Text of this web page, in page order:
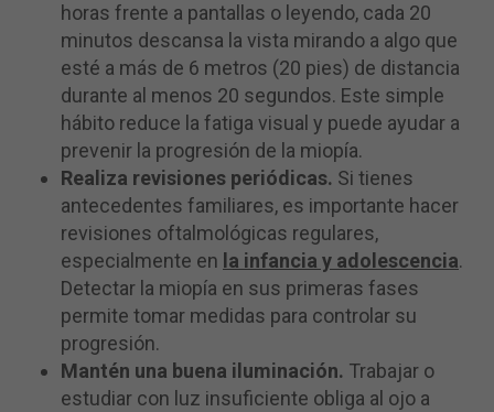
horas frente a pantallas o leyendo, cada 20
minutos descansa la vista mirando a algo que
esté a más de 6 metros (20 pies) de distancia
durante al menos 20 segundos. Este simple
hábito reduce la fatiga visual y puede ayudar a
prevenir la progresión de la miopía.
Realiza revisiones periódicas. Si tienes
antecedentes familiares, es importante hacer
revisiones oftalmológicas regulares,
especialmente en la infancia y adolescencia.
Detectar la miopía en sus primeras fases
permite tomar medidas para controlar su
progresión.
Mantén una buena iluminación. Trabajar o
estudiar con luz insuficiente obliga al ojo a